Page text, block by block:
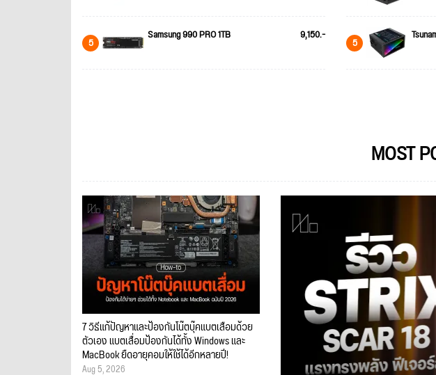
5 Samsung 990 PRO 1TB 9,150.- 5
MOST
7 วิธีแก้ปัญหาและป้องกันโน๊ตบุ๊คแบตเสื่อมด้วย
ตัวเอง แบตเสื่อมป้องกันได้ทั้ง Windows และ
MacBook ยืดอายุคอมให้ใช้ได้อีกหลายปี!
Aug 5, 2026